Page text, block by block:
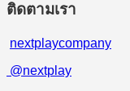
ติดตามเรา
nextplaycompany
@nextplay